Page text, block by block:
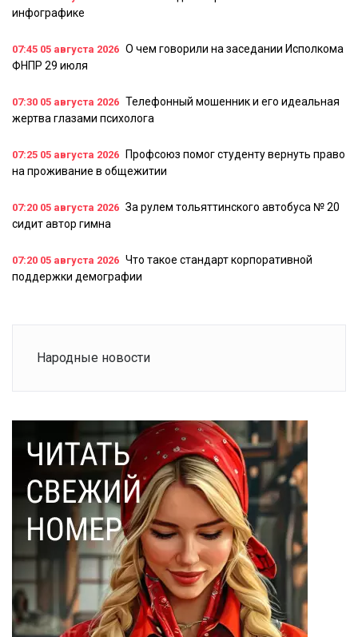
инфографике
07:45 05 августа 2026 О чем говорили на заседании Исполкома
ФНПР 29 июля
07:30 05 августа 2026 Телефонный мошенник и его идеальная
жертва глазами психолога
07:25 05 августа 2026
Профсоюз помог студенту вернуть право
на проживание в общежитии
07:20 05 августа 2026 За рулем тольяттинского автобуса № 20
сидит автор гимна
07:20 05 августа 2026 Что такое стандарт корпоративной
поддержки демографии
Народные новости